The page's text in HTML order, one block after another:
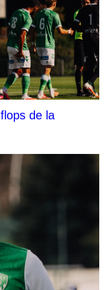
de la